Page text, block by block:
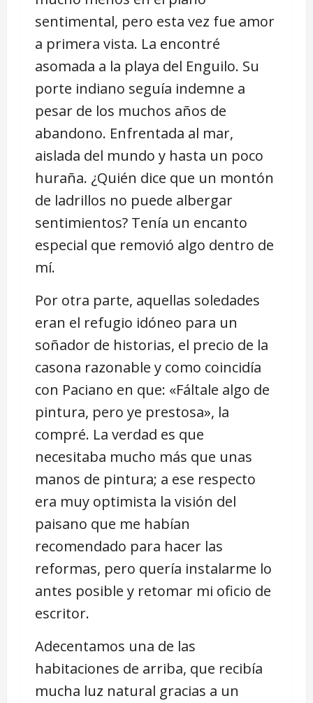
sentimental, pero esta vez fue amor
a primera vista. La encontré
asomada a la playa del Enguilo. Su
porte indiano seguía indemne a
pesar de los muchos años de
abandono. Enfrentada al mar,
aislada del mundo y hasta un poco
huraña. ¿Quién dice que un montón
de ladrillos no puede albergar
sentimientos? Tenía un encanto
especial que removió algo dentro de
mí.
Por otra parte, aquellas soledades
eran el refugio idóneo para un
soñador de historias, el precio de la
casona razonable y como coincidía
con Paciano en que: «Fáltale algo de
pintura, pero ye prestosa», la
compré. La verdad es que
necesitaba mucho más que unas
manos de pintura; a ese respecto
era muy optimista la visión del
paisano que me habían
recomendado para hacer las
reformas, pero quería instalarme lo
antes posible y retomar mi oficio de
escritor.
Adecentamos una de las
habitaciones de arriba, que recibía
mucha luz natural gracias a un